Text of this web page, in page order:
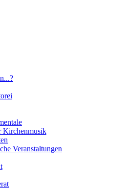
Kirchenmusik
Veranstaltungen